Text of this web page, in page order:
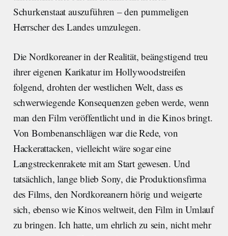
Schurkenstaat auszuführen – den pummeligen
Herrscher des Landes umzulegen.
Die Nordkoreaner in der Realität, beängstigend treu
ihrer eigenen Karikatur im Hollywoodstreifen
folgend, drohten der westlichen Welt, dass es
schwerwiegende Konsequenzen geben werde, wenn
man den Film veröffentlicht und in die Kinos bringt.
Von Bombenanschlägen war die Rede, von
Hackerattacken, vielleicht wäre sogar eine
Langstreckenrakete mit am Start gewesen. Und
tatsächlich, lange blieb Sony, die Produktionsfirma
des Films, den Nordkoreanern hörig und weigerte
sich, ebenso wie Kinos weltweit, den Film in Umlauf
zu bringen. Ich hatte, um ehrlich zu sein, nicht mehr